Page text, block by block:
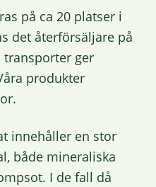
på ca 20 platser i
det återförsäljare på
transporter ger
produkter
innehåller en stor
både mineraliska
I de fall då